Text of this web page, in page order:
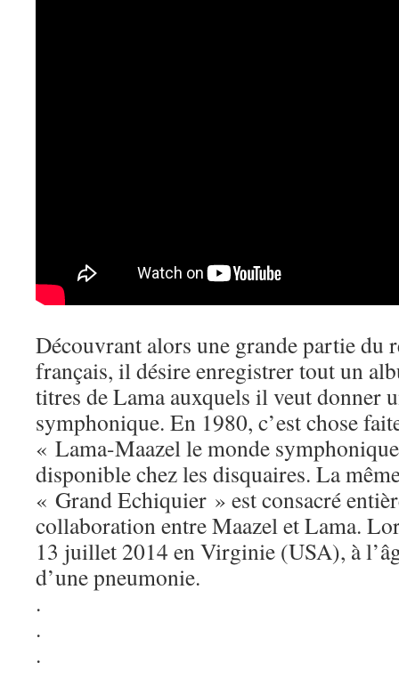
Découvrant alors une grande partie du
français, il désire enregistrer tout un
titres de Lama auxquels il veut donner
symphonique. En 1980, c’est chose
« Lama-Maazel le monde
disponible chez les disquaires. La
« Grand Echiquier » est consacré
collaboration entre Maazel et Lama.
13 juillet 2014 en Virginie (USA), à
d’une pneumonie.
.
.
.